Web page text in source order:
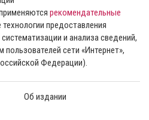
рекомендательные
предоставления
и анализа сведений,
сети «Интернет»,
Федерации).
Об издании